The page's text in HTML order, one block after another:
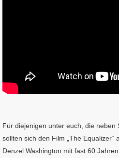
Für diejenigen unter euch, die neben
sollten sich den Film „The Equalizer“
Denzel Washington mit fast 60